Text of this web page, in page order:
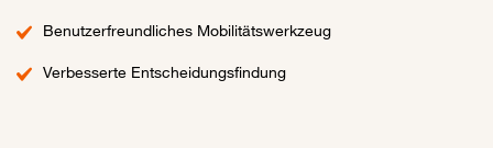
Benutzerfreundliches Mobilitätswerkzeug
Verbesserte Entscheidungsfindung